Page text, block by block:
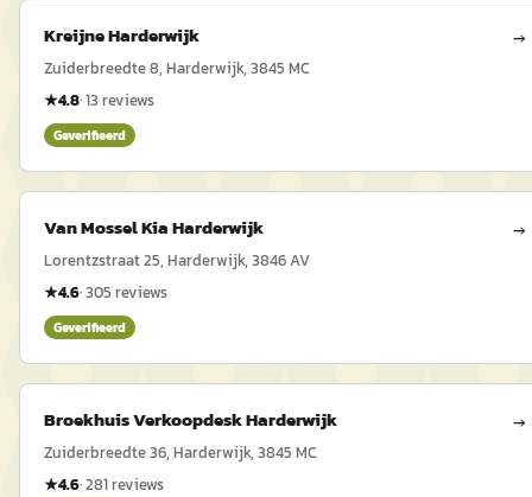
Kreijne Harderwijk →
Zuiderbreedte 8, Harderwijk, 3845 MC
★4.8·13 reviews
Geverifieerd
Van Mossel Kia Harderwijk →
Lorentzstraat 25, Harderwijk, 3846 AV
★4.6·305 reviews
Geverifieerd
Broekhuis Verkoopdesk Harderwijk →
Zuiderbreedte 36, Harderwijk, 3845 MC
★4.6·281reviews